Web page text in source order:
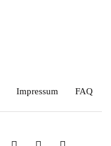
Impressum FAQ